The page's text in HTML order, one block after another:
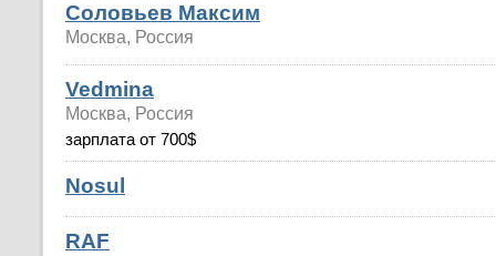
Соловьев Максим
Москва, Россия
Vedmina
Москва, Россия
зарплата от 700$
Nosul
RAF